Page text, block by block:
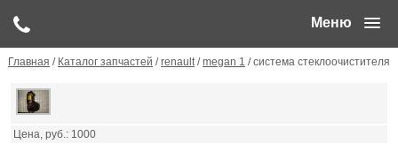
Меню
Главная / Каталог запчастей /renault/megan 1 / система стеклоочистителя
1000